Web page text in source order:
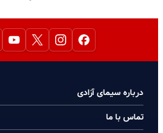
درباره سیمای آزادی
تماس با ما